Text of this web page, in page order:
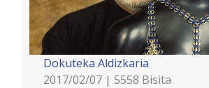
Dokuteka Aldizkaria
2017/02/07 | 5558 Bisita